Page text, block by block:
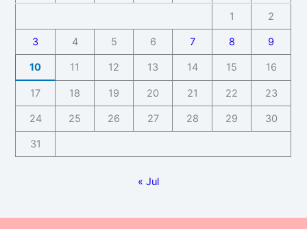
1 2
3 4 5 6 7 8 9
10 11 12 13 14 15 16
17 18 19 20 21 22 23
24 25 26 27 28 29 30
31
« Jul